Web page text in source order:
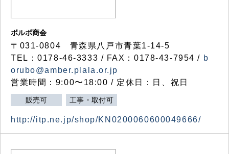
ボルボ商会
〒031-0804 青森県八戸市青葉1-14-5
TEL：0178-46-3333 / FAX：0178-43-7954 / b
orubo@amber.plala.or.jp
営業時間：9:00〜18:00 / 定休日：日、祝日
販売可 工事・取付可
http://itp.ne.jp/shop/KN0200060600049666/